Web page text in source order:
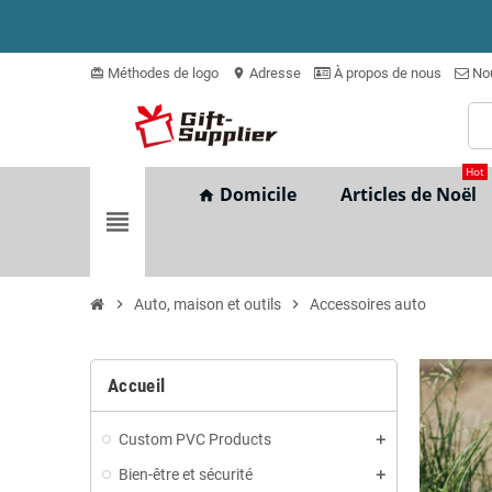
card_giftcard Méthodes de logo location_on Adresse À propos de nous
view_headline
home Domicile Articles de Noël
Hot
chevron_right Auto, maison et outils chevron_right Accessoires auto
Accueil
Custom PVC Products
Bien-être et sécurité